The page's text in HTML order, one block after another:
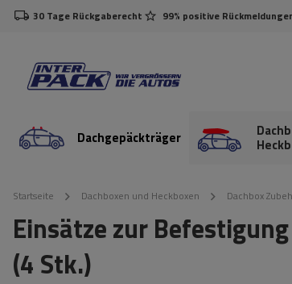
30 Tage Rückgaberecht 99% positive
Dachgepäckträger
Startseite Dachboxen und Heckboxen Dachbox
Einsätze zur
(4 Stk.)